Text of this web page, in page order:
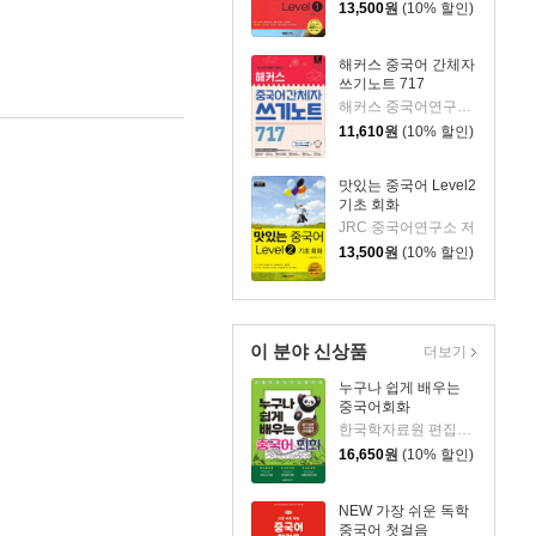
13,500원 (10% 할인)
해커스 중국어 간체자
쓰기노트 717
해커스 중국어연구소 저
11,610원 (10% 할인)
맛있는 중국어 Level2
기초 회화
JRC 중국어연구소 저
13,500원 (10% 할인)
이 분야 신상품
누구나 쉽게 배우는
중국어회화
16,650원 (10% 할인)
NEW 가장 쉬운 독학
중국어 첫걸음
더보기